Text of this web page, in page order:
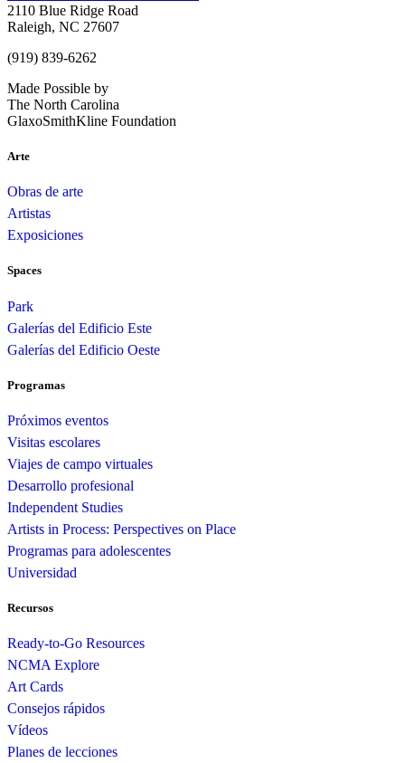
2110 Blue Ridge Road
Raleigh, NC 27607
(919) 839-6262
Made Possible by
The North Carolina
GlaxoSmithKline Foundation
Arte
Obras de arte
Artistas
Exposiciones
Spaces
Park
Galerías del Edificio Este
Galerías del Edificio Oeste
Programas
Próximos eventos
Visitas escolares
Viajes de campo virtuales
Desarrollo profesional
Independent Studies
Artists in Process: Perspectives on Place
Programas para adolescentes
Universidad
Recursos
Ready-to-Go Resources
NCMA Explore
Art Cards
Consejos rápidos
Vídeos
Planes de lecciones